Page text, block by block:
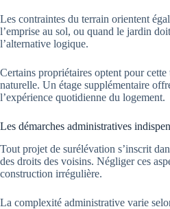
Les contraintes du terrain orientent
l’emprise au sol, ou quand le jardin
l’alternative logique.
Certains propriétaires optent pour
naturelle. Un étage supplémentaire
l’expérience quotidienne du logement.
Les démarches administratives
Tout projet de surélévation s’inscrit
des droits des voisins. Négliger ces
construction irrégulière.
La complexité administrative varie